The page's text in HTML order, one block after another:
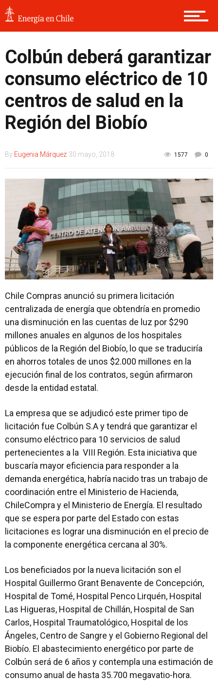
Colbún deberá garantizar
consumo eléctrico de 10
centros de salud en la
Región del Biobío
By Eugenia Márquez 30 mayo, 2018 1577 0
Chile Compras anunció su primera licitación
centralizada de energía que obtendría en promedio
una disminución en las cuentas de luz por $290
millones anuales en algunos de los hospitales
públicos de la Región del Biobío, lo que se traduciría
en ahorros totales de unos $2.000 millones en la
ejecución final de los contratos, según afirmaron
desde la entidad estatal.
La empresa que se adjudicó este primer tipo de
licitación fue Colbún S.A y tendrá que garantizar el
consumo eléctrico para 10 servicios de salud
pertenecientes a la VIII Región. Esta iniciativa que
buscaría mayor eficiencia para responder a la
demanda energética, habría nacido tras un trabajo de
coordinación entre el Ministerio de Hacienda,
ChileCompra y el Ministerio de Energía. El resultado
que se espera por parte del Estado con estas
licitaciones es lograr una disminución en el precio de
la componente energética cercana al 30%.
Los beneficiados por la nueva licitación son el
Hospital Guillermo Grant Benavente de Concepción,
Hospital de Tomé, Hospital Penco Lirquén, Hospital
Las Higueras, Hospital de Chillán, Hospital de San
Carlos, Hospital Traumatológico, Hospital de los
Ángeles, Centro de Sangre y el Gobierno Regional del
Biobío. El abastecimiento energético por parte de
Colbún será de 6 años y contempla una estimación de
consumo anual de hasta 35.700 megavatio-hora.